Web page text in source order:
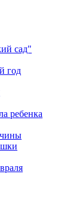
сад"
год
ребенка